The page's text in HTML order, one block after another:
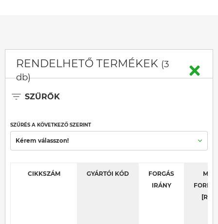
RENDELHETŐ TERMÉKEK (3
db)
SZŰRŐK
SZŰRÉS A KÖVETKEZŐ SZERINT
Kérem válasszon!
CIKKSZÁM GYÁRTÓI KÓD
FORGÁS
IRÁNY
MAX.